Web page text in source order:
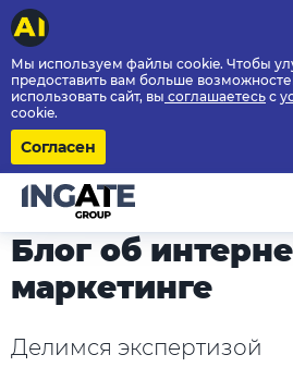
Мы используем файлы cookie. Чтобы
предоставить вам больше
использовать сайт, вы соглашаетесь с
cookie.
Согласен
Блог об
маркетинге
Делимся экспертизой